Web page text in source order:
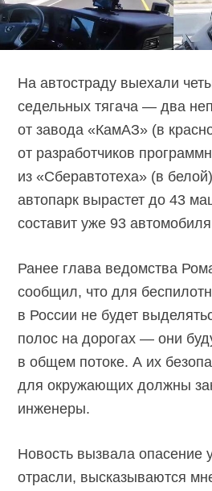
На автостраду выехали
седельных тягача — два
от завода «КамАЗ» (в
от разработчиков
из «Сберавтотеха» (в
автопарк вырастет до 43
составит уже 93
Ранее глава ведомства
сообщил, что для
в России не будет
полос на дорогах — они
в общем потоке. А их
для окружающих должны
инженеры.
Новость вызвала опасение
отрасли, высказываются